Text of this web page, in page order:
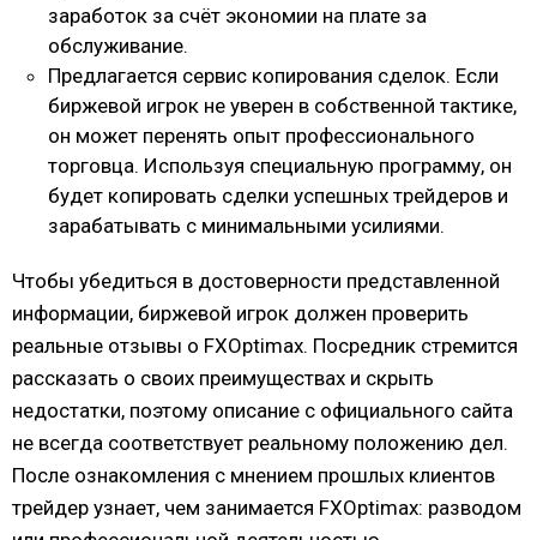
заработок за счёт экономии на плате за
обслуживание.
Предлагается сервис копирования сделок. Если
биржевой игрок не уверен в собственной тактике,
он может перенять опыт профессионального
торговца. Используя специальную программу, он
будет копировать сделки успешных трейдеров и
зарабатывать с минимальными усилиями.
Чтобы убедиться в достоверности представленной
информации, биржевой игрок должен проверить
реальные отзывы о FXOptimax. Посредник стремится
рассказать о своих преимуществах и скрыть
недостатки, поэтому описание с официального сайта
не всегда соответствует реальному положению дел.
После ознакомления с мнением прошлых клиентов
трейдер узнает, чем занимается FXOptimax: разводом